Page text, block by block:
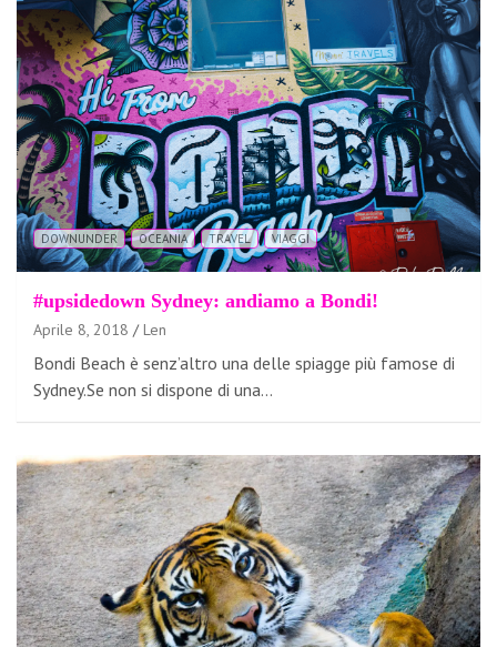
DOWNUNDER OCEANIA TRAVEL VIAGGI
#upsidedown Sydney: andiamo a Bondi!
Aprile 8, 2018 Len
Bondi Beach è senz’altro una delle spiagge più famose di
Sydney.Se non si dispone di una…